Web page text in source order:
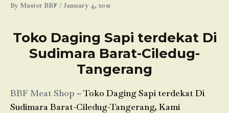
By Master BBF /January 4, 2021
Toko Daging Sapi terdekat Di
Sudimara Barat-Ciledug-
Tangerang
BBF Meat Shop – Toko Daging Sapi terdekat Di
Sudimara Barat-Ciledug-Tangerang, Kami